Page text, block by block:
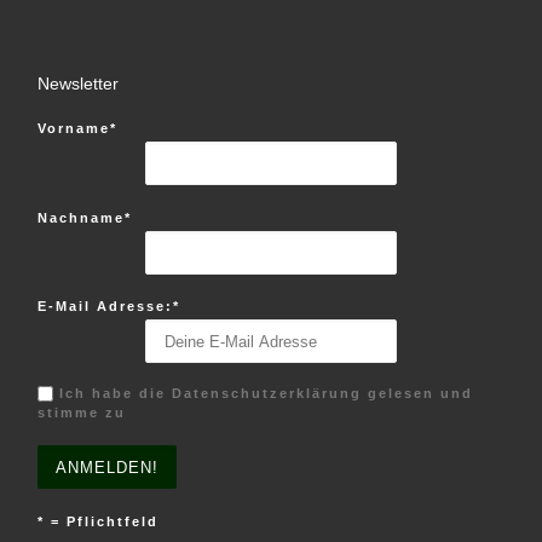
Newsletter
Vorname*
Nachname*
E-Mail Adresse:*
Ich habe die Datenschutzerklärung gelesen und
stimme zu
* = Pflichtfeld